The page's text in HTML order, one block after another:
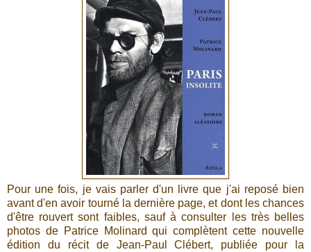
Pour une fois, je vais parler d'un livre que j'ai reposé bien
avant d'en avoir tourné la dernière page, et dont les chances
d'être rouvert sont faibles, sauf à consulter les très belles
photos de Patrice Molinard qui complètent cette nouvelle
édition du récit de Jean-Paul Clébert, publiée pour la